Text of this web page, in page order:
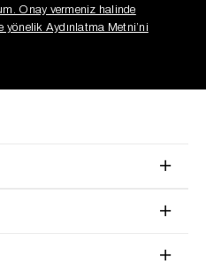
Onay vermeniz halinde
yönelik Aydınlatma Metni’ni